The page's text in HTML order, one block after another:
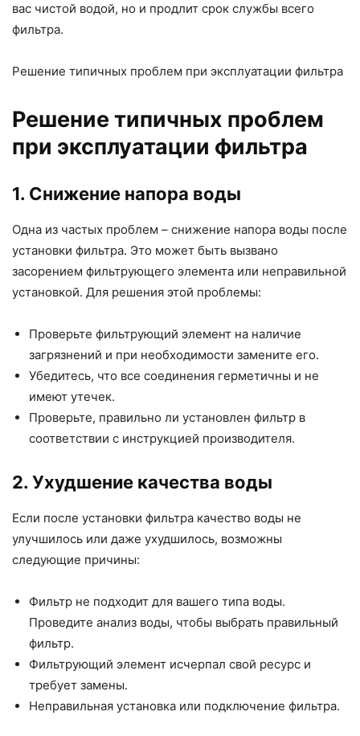
вас чистой водой, но и продлит срок службы всего
фильтра.
Решение типичных проблем при эксплуатации фильтра
Решение типичных проблем
при эксплуатации фильтра
1. Снижение напора воды
Одна из частых проблем – снижение напора воды после
установки фильтра. Это может быть вызвано
засорением фильтрующего элемента или неправильной
установкой. Для решения этой проблемы:
Проверьте фильтрующий элемент на наличие
загрязнений и при необходимости замените его.
Убедитесь, что все соединения герметичны и не
имеют утечек.
Проверьте, правильно ли установлен фильтр в
соответствии с инструкцией производителя.
2. Ухудшение качества воды
Если после установки фильтра качество воды не
улучшилось или даже ухудшилось, возможны
следующие причины:
Фильтр не подходит для вашего типа воды.
Проведите анализ воды, чтобы выбрать правильный
фильтр.
Фильтрующий элемент исчерпал свой ресурс и
требует замены.
Неправильная установка или подключение фильтра.